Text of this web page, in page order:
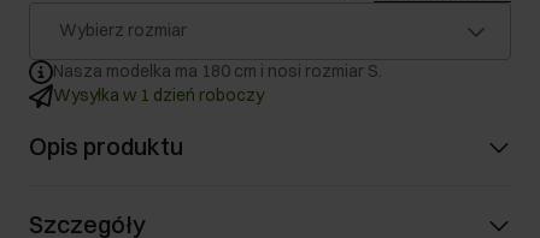
Wybierz rozmiar
Nasza modelka ma 180 cm i nosi rozmiar S.
Wysyłka w 1 dzień roboczy
Opis produktu
Szczegóły